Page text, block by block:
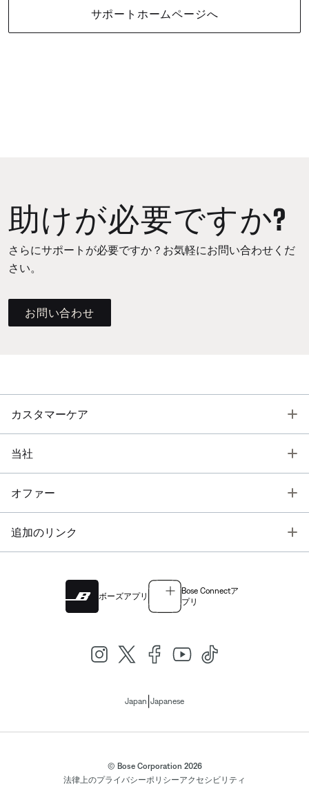
サポートホームページへ
助けが必要ですか?
さらにサポートが必要ですか？お気軽にお問い合わせくだ
さい。
お問い合わせ
カスタマーケア
当社
オファー
追加のリンク
ボーズアプリ
Bose Connectア
プリ
Japan Japanese
© Bose Corporation 2026
法律上のプライバシーポリシーアクセシビリティ